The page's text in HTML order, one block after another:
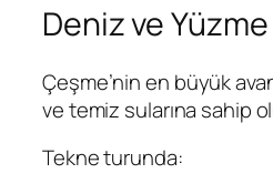
Deniz ve
Çeşme’nin en büyük
ve temiz sularına sahip
Tekne turunda: